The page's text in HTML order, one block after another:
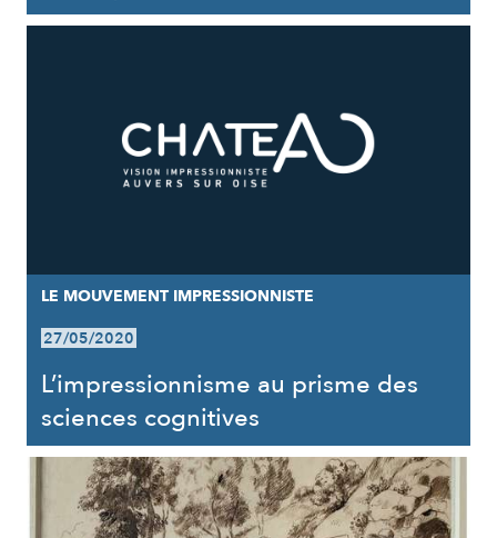
LE MOUVEMENT IMPRESSIONNISTE
27/05/2020
L’impressionnisme au prisme des
sciences cognitives